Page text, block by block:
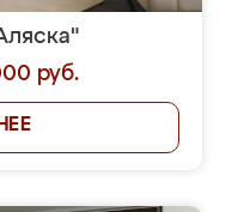
руб.